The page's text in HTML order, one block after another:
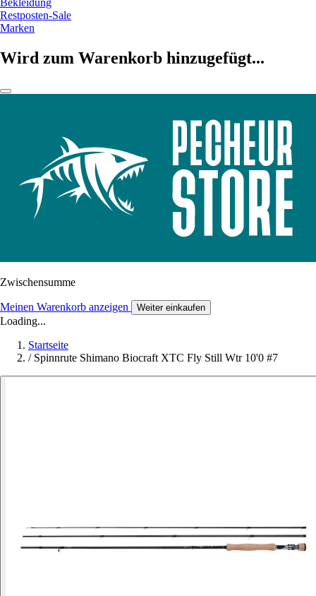
Restposten-Sale
Marken
Wird zum Warenkorb hinzugefügt...
Zwischensumme
Meinen Warenkorb anzeigen Weiter einkaufen
Loading...
Startseite
/ Spinnrute Shimano Biocraft XTC Fly Still Wtr 10'0 #7